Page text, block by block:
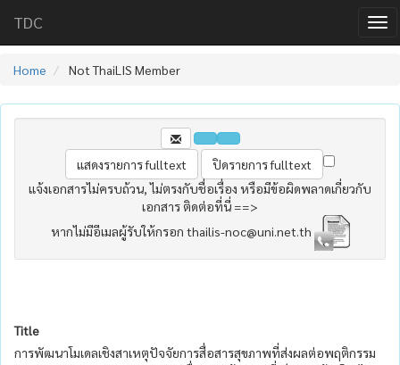
TDC
Home Not ThaiLIS Member
แจ้งเอกสารไม่ครบถ้วน, ไม่ตรงกับชื่อเรื่อง หรือมีข้อผิดพลาดเกี่ยวกับ
เอกสาร ติดต่อที่นี่ ==>
หากไม่มีอีเมลผู้รับให้กรอก thailis-noc@uni.net.th
Title
การพัฒนาโมเดลเชิงสาเหตุปัจจัยการสื่อสารสุขภาพที่ส่งผลต่อพฤติกรรม